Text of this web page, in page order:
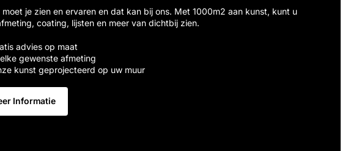
moet je zien en ervaren en dat kan bij ons. Met 1000m2 aan kunst, kunt u
coating, lijsten en meer van dichtbij zien.
advies op maat
gewenste afmeting
kunst geprojecteerd op uw muur
Informatie